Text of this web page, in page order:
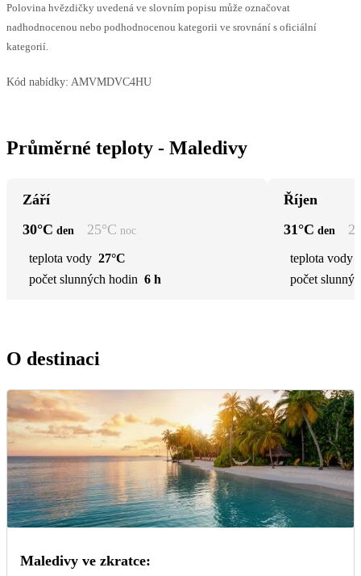
Polovina hvězdičky uvedená ve slovním popisu může označovat
nadhodnocenou nebo podhodnocenou kategorii ve srovnání s oficiální
kategorií.
Kód nabídky: AMVMDVC4HU
Průměrné teploty - Maledivy
Září
30°C den 25°C noc
teplota vody 27°C
počet slunných hodin 6 h
Říjen
31°C den
teplota vody
počet
O destinaci
Maledivy ve zkratce: